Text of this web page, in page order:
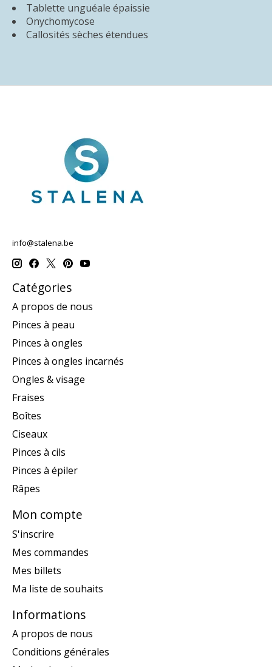
Tablette unguéale épaissie
Onychomycose
Callosités sèches étendues
info@stalena.be
Catégories
A propos de nous
Pinces à peau
Pinces à ongles
Pinces à ongles incarnés
Ongles & visage
Fraises
Boîtes
Ciseaux
Pinces à cils
Pinces à épiler
Râpes
Mon compte
S'inscrire
Mes commandes
Mes billets
Ma liste de souhaits
Informations
A propos de nous
Conditions générales